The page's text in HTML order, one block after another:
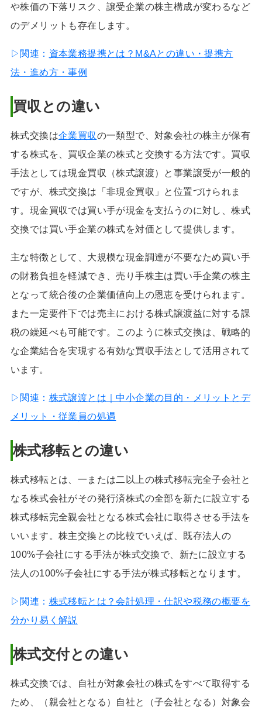
や株価の下落リスク、譲受企業の株主構成が変わるなど
のデメリットも存在します。
▷関連： 資本業務提携とは？M&Aとの違い・提携方
法・進め方・事例
買収との違い
株式交換は企業買収の一類型で、対象会社の株主が保有
する株式を、買収企業の株式と交換する方法です。買収
手法としては現金買収（株式譲渡）と事業譲受が一般的
ですが、株式交換は「非現金買収」と位置づけられま
す。現金買収では買い手が現金を支払うのに対し、株式
交換では買い手企業の株式を対価として提供します。
主な特徴として、大規模な現金調達が不要なため買い手
の財務負担を軽減でき、売り手株主は買い手企業の株主
となって統合後の企業価値向上の恩恵を受けられます。
また一定要件下では売主における株式譲渡益に対する課
税の繰延べも可能です。このように株式交換は、戦略的
な企業結合を実現する有効な買収手法として活用されて
います。
▷関連： 株式譲渡とは｜中小企業の目的・メリットとデ
メリット・従業員の処遇
株式移転との違い
株式移転とは、一または二以上の株式移転完全子会社と
なる株式会社がその発行済株式の全部を新たに設立する
株式移転完全親会社となる株式会社に取得させる手法を
いいます。株主交換との比較でいえば、既存法人の
100%子会社にする手法が株式交換で、新たに設立する
法人の100%子会社にする手法が株式移転となります。
▷関連： 株式移転とは？会計処理・仕訳や税務の概要を
分かり易く解説
株式交付との違い
株式交換では、自社が対象会社の株式をすべて取得する
ため、（親会社となる）自社と（子会社となる）対象会